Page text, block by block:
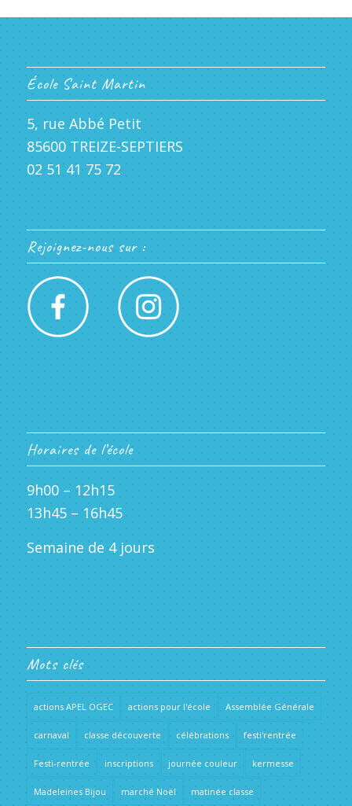
École Saint Martin
5, rue Abbé Petit
85600 TREIZE-SEPTIERS
02 51 41 75 72
Rejoignez-nous sur :
Horaires de l’école
9h00 – 12h15
13h45 – 16h45
Semaine de 4 jours
Mots clés
actions APEL OGEC actions pour l'école Assemblée Générale
carnaval classe découverte célébrations festi'rentrée
Festi-rentrée inscriptions journée couleur kermesse
Madeleines Bijou marché Noël matinée classe